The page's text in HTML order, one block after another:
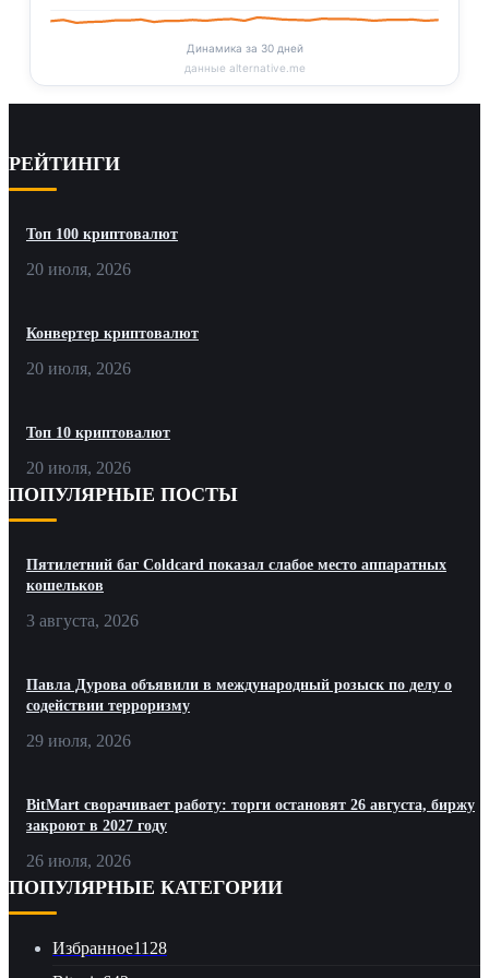
Динамика за 30 дней
данные alternative.me
РЕЙТИНГИ
Топ 100 криптовалют
20 июля, 2026
Конвертер криптовалют
20 июля, 2026
Топ 10 криптовалют
20 июля, 2026
ПОПУЛЯРНЫЕ ПОСТЫ
Пятилетний баг Coldcard показал слабое место аппаратных
кошельков
3 августа, 2026
Павла Дурова объявили в международный розыск по делу о
содействии терроризму
29 июля, 2026
BitMart сворачивает работу: торги остановят 26 августа, биржу
закроют в 2027 году
26 июля, 2026
ПОПУЛЯРНЫЕ КАТЕГОРИИ
Избранное1128